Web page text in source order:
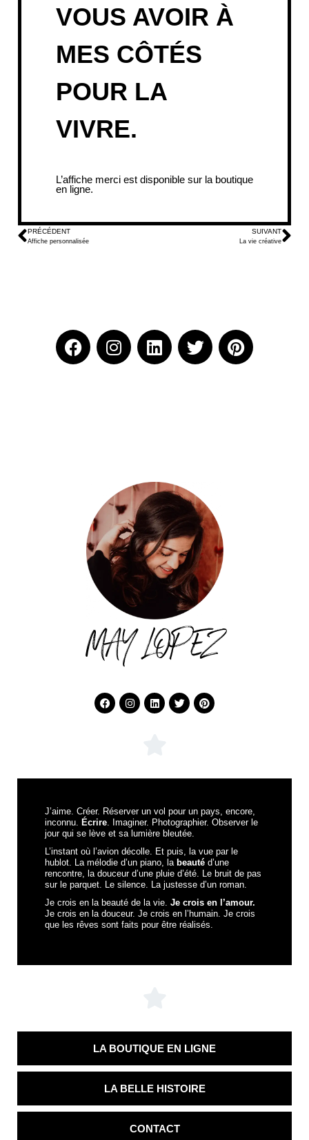
MAY LOPEZ
J’aime. Créer. Réserver un vol pour un pays, encore,
inconnu. Écrire. Imaginer. Photographier. Observer le
jour qui se lève et sa lumière bleutée.
L’instant où l’avion décolle. Et puis, la vue par le
hublot. La mélodie d’un piano, la beauté d’une
rencontre, la douceur d’une pluie d’été. Le bruit de pas
sur le parquet. Le silence. La justesse d’un roman.
Je crois en la beauté de la vie. Je crois en l’amour.
Je crois en la douceur. Je crois en l’humain. Je crois
que les rêves sont faits pour être réalisés.
LA BOUTIQUE EN LIGNE
LA BELLE HISTOIRE
CONTACT
VOUS AVOIR À
MES CÔTÉS
POUR LA
VIVRE.
L’affiche merci est disponible sur la boutique
en ligne.
PRÉCÉDENT
Affiche personnalisée
SUIVANT
La vie créative